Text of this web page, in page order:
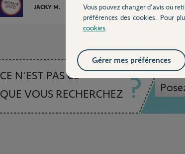
JACKY M. il y a plus de 3 ans
CE N'EST PAS CE
QUE VOUS RECHERCHEZ
Vous pouvez changer d'avis ou
préférences des cookies. Pour
cookies
Gérer mes préférences